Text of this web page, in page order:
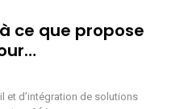
ce que propose
et d’intégration de solutions